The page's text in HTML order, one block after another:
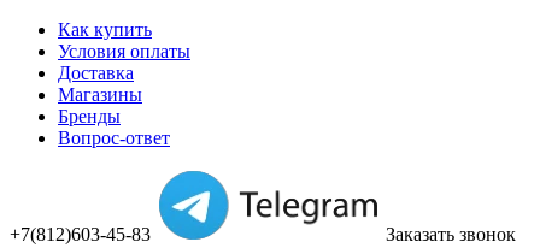
Как купить
Условия оплаты
Доставка
Магазины
Бренды
Вопрос-ответ
+7(812)603-45-83 Заказать звонок